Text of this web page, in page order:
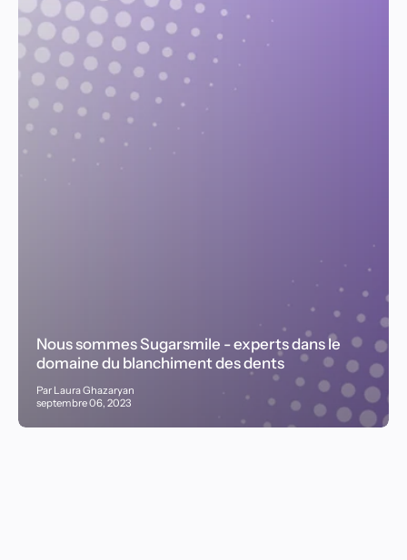
Nous sommes Sugarsmile - experts dans le
domaine du blanchiment des dents
Par Laura Ghazaryan
septembre 06, 2023